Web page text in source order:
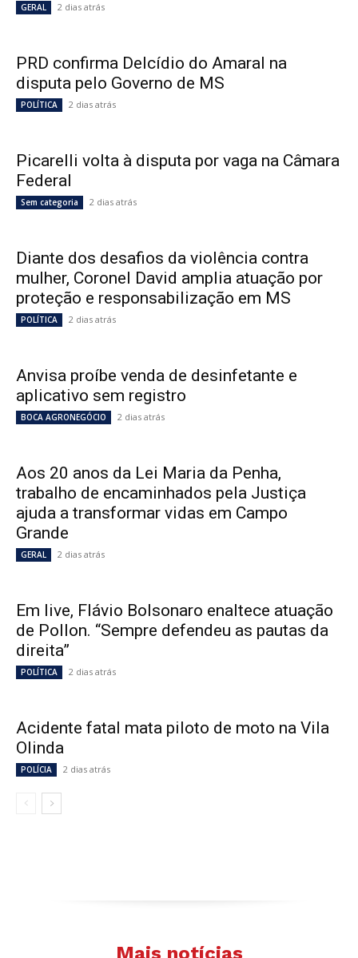
GERAL 2 dias atrás
PRD confirma Delcídio do Amaral na
disputa pelo Governo de MS
POLÍTICA 2 dias atrás
Picarelli volta à disputa por vaga na Câmara
Federal
Sem categoria 2 dias atrás
Diante dos desafios da violência contra
mulher, Coronel David amplia atuação por
proteção e responsabilização em MS
POLÍTICA 2 dias atrás
Anvisa proíbe venda de desinfetante e
aplicativo sem registro
BOCA AGRONEGÓCIO 2 dias atrás
Aos 20 anos da Lei Maria da Penha,
trabalho de encaminhados pela Justiça
ajuda a transformar vidas em Campo
Grande
GERAL 2 dias atrás
Em live, Flávio Bolsonaro enaltece atuação
de Pollon. “Sempre defendeu as pautas da
direita”
POLÍTICA 2 dias atrás
Acidente fatal mata piloto de moto na Vila
Olinda
POLÍCIA 2 dias atrás
Mais notícias